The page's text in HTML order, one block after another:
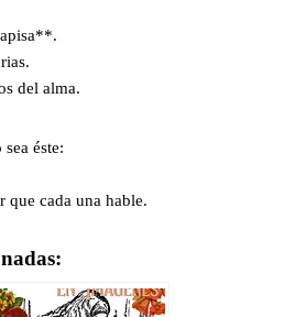
del alma.
éste:
cada una hable.